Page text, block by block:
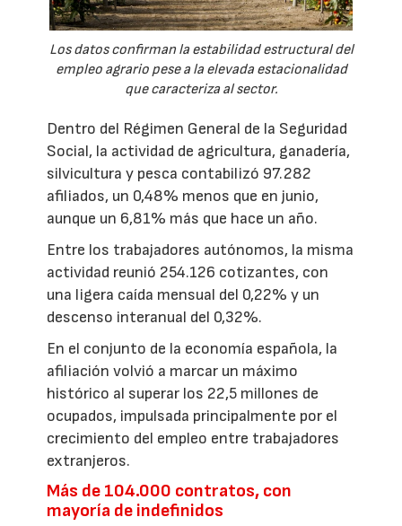
Los datos confirman la estabilidad estructural del
empleo agrario pese a la elevada estacionalidad
que caracteriza al sector.
Dentro del Régimen General de la Seguridad
Social, la actividad de agricultura, ganadería,
silvicultura y pesca contabilizó 97.282
afiliados, un 0,48% menos que en junio,
aunque un 6,81% más que hace un año.
Entre los trabajadores autónomos, la misma
actividad reunió 254.126 cotizantes, con
una ligera caída mensual del 0,22% y un
descenso interanual del 0,32%.
En el conjunto de la economía española, la
afiliación volvió a marcar un máximo
histórico al superar los 22,5 millones de
ocupados, impulsada principalmente por el
crecimiento del empleo entre trabajadores
extranjeros.
Más de 104.000 contratos, con
mayoría de indefinidos